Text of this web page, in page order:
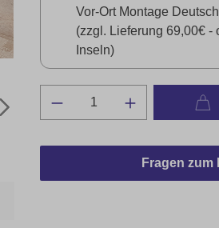
Vor-Ort Montage
(zzgl. Lieferung 69,00€ -
Inseln)
Fragen zum